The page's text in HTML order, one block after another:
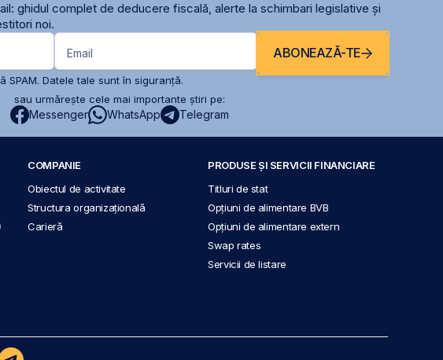
ghidul complet de deducere fiscală, alerte la schimbari legislative și
noi.
Email ABONEAZĂ-TE
SPAM. Datele tale sunt în siguranță.
sau urmărește cele mai importante știri pe:
Messenger WhatsApp Telegram
COMPANIE
Obiectul de activitate
Structura organizațională
Carieră
PRODUSE ȘI SERVICII FINANCIARE
Titluri de stat
Opțiuni de alimentare BVB
Opțiuni de alimentare extern
Swap rates
Servicii de listare